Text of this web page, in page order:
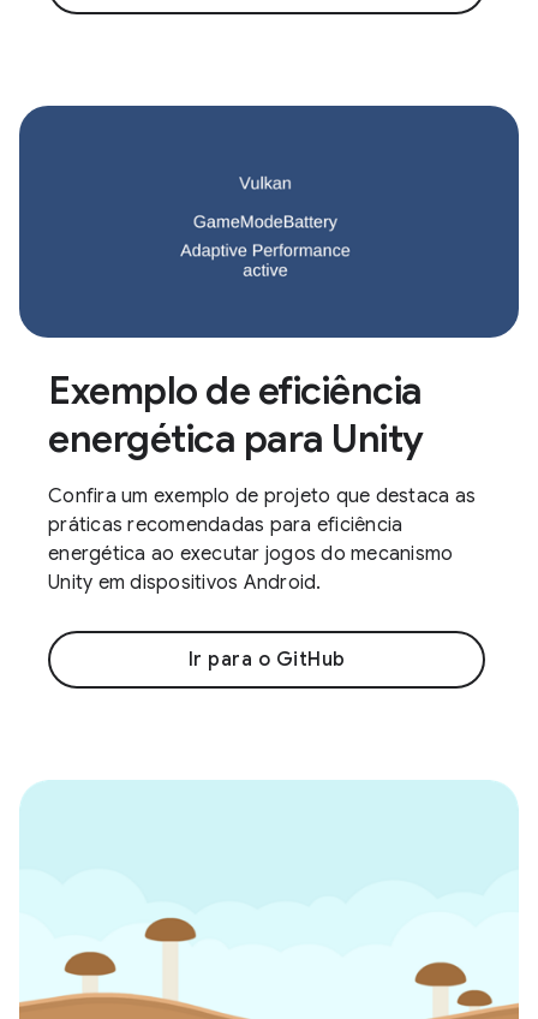
Exemplo de eficiência
energética para Unity
Confira um exemplo de projeto que destaca as
práticas recomendadas para eficiência
energética ao executar jogos do mecanismo
Unity em dispositivos Android.
Ir para o GitHub